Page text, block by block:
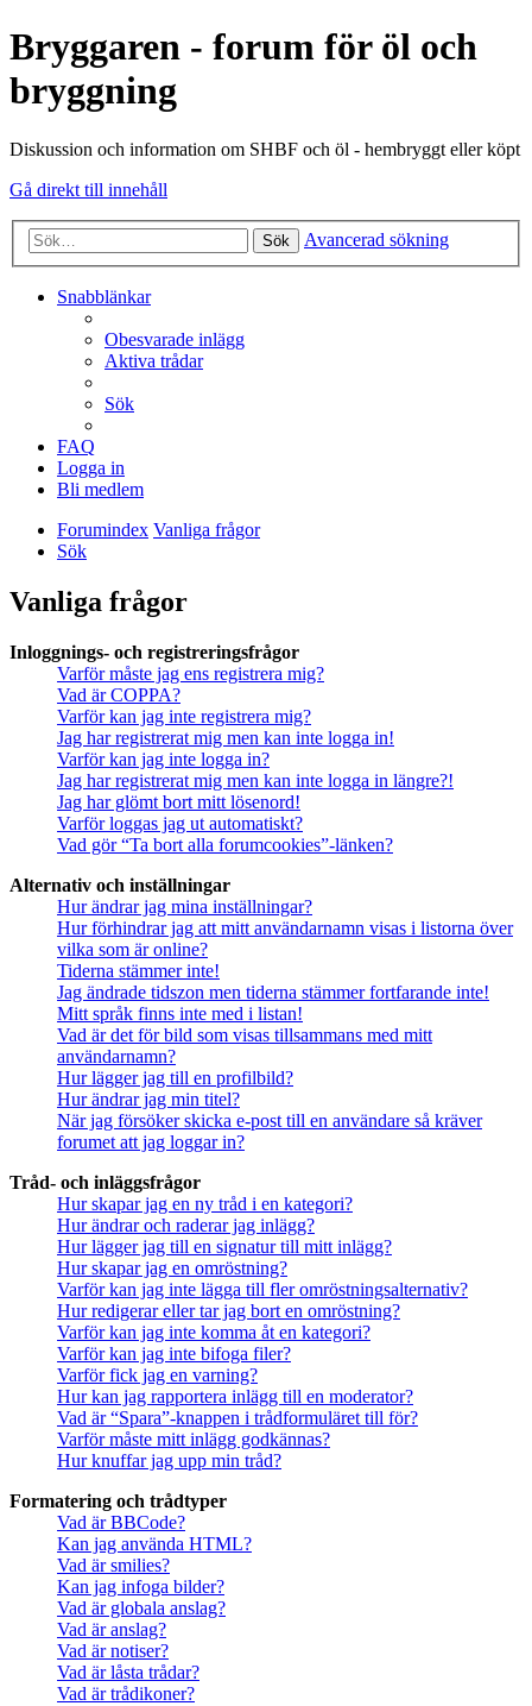
Bryggaren - forum för öl och
bryggning
Diskussion och information om SHBF och öl - hembryggt eller köpt
Gå direkt till innehåll
Sök Avancerad sökning
Snabblänkar
Obesvarade inlägg
Aktiva trådar
Sök
FAQ
Logga in
Bli medlem
Forumindex Vanliga frågor
Sök
Vanliga frågor
Inloggnings- och registreringsfrågor
Varför måste jag ens registrera mig?
Vad är COPPA?
Varför kan jag inte registrera mig?
Jag har registrerat mig men kan inte logga in!
Varför kan jag inte logga in?
Jag har registrerat mig men kan inte logga in längre?!
Jag har glömt bort mitt lösenord!
Varför loggas jag ut automatiskt?
Vad gör “Ta bort alla forumcookies”-länken?
Alternativ och inställningar
Hur ändrar jag mina inställningar?
Hur förhindrar jag att mitt användarnamn visas i listorna över
vilka som är online?
Tiderna stämmer inte!
Jag ändrade tidszon men tiderna stämmer fortfarande inte!
Mitt språk finns inte med i listan!
Vad är det för bild som visas tillsammans med mitt
användarnamn?
Hur lägger jag till en profilbild?
Hur ändrar jag min titel?
När jag försöker skicka e-post till en användare så kräver
forumet att jag loggar in?
Tråd- och inläggsfrågor
Hur skapar jag en ny tråd i en kategori?
Hur ändrar och raderar jag inlägg?
Hur lägger jag till en signatur till mitt inlägg?
Hur skapar jag en omröstning?
Varför kan jag inte lägga till fler omröstningsalternativ?
Hur redigerar eller tar jag bort en omröstning?
Varför kan jag inte komma åt en kategori?
Varför kan jag inte bifoga filer?
Varför fick jag en varning?
Hur kan jag rapportera inlägg till en moderator?
Vad är “Spara”-knappen i trådformuläret till för?
Varför måste mitt inlägg godkännas?
Hur knuffar jag upp min tråd?
Formatering och trådtyper
Vad är BBCode?
Kan jag använda HTML?
Vad är smilies?
Kan jag infoga bilder?
Vad är globala anslag?
Vad är anslag?
Vad är notiser?
Vad är låsta trådar?
Vad är trådikoner?